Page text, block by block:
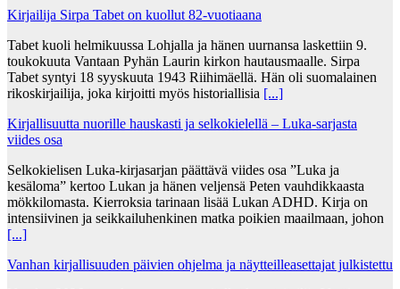
Kirjailija Sirpa Tabet on kuollut 82-vuotiaana
Tabet kuoli helmikuussa Lohjalla ja hänen uurnansa laskettiin 9.
toukokuuta Vantaan Pyhän Laurin kirkon hautausmaalle. Sirpa
Tabet syntyi 18 syyskuuta 1943 Riihimäellä. Hän oli suomalainen
rikoskirjailija, joka kirjoitti myös historiallisia [...]
Kirjallisuutta nuorille hauskasti ja selkokielellä – Luka-sarjasta
viides osa
Selkokielisen Luka-kirjasarjan päättävä viides osa ”Luka ja
kesäloma” kertoo Lukan ja hänen veljensä Peten vauhdikkaasta
mökkilomasta. Kierroksia tarinaan lisää Lukan ADHD. Kirja on
intensiivinen ja seikkailuhenkinen matka poikien maailmaan, johon
[...]
Vanhan kirjallisuuden päivien ohjelma ja näytteilleasettajat julkistettu